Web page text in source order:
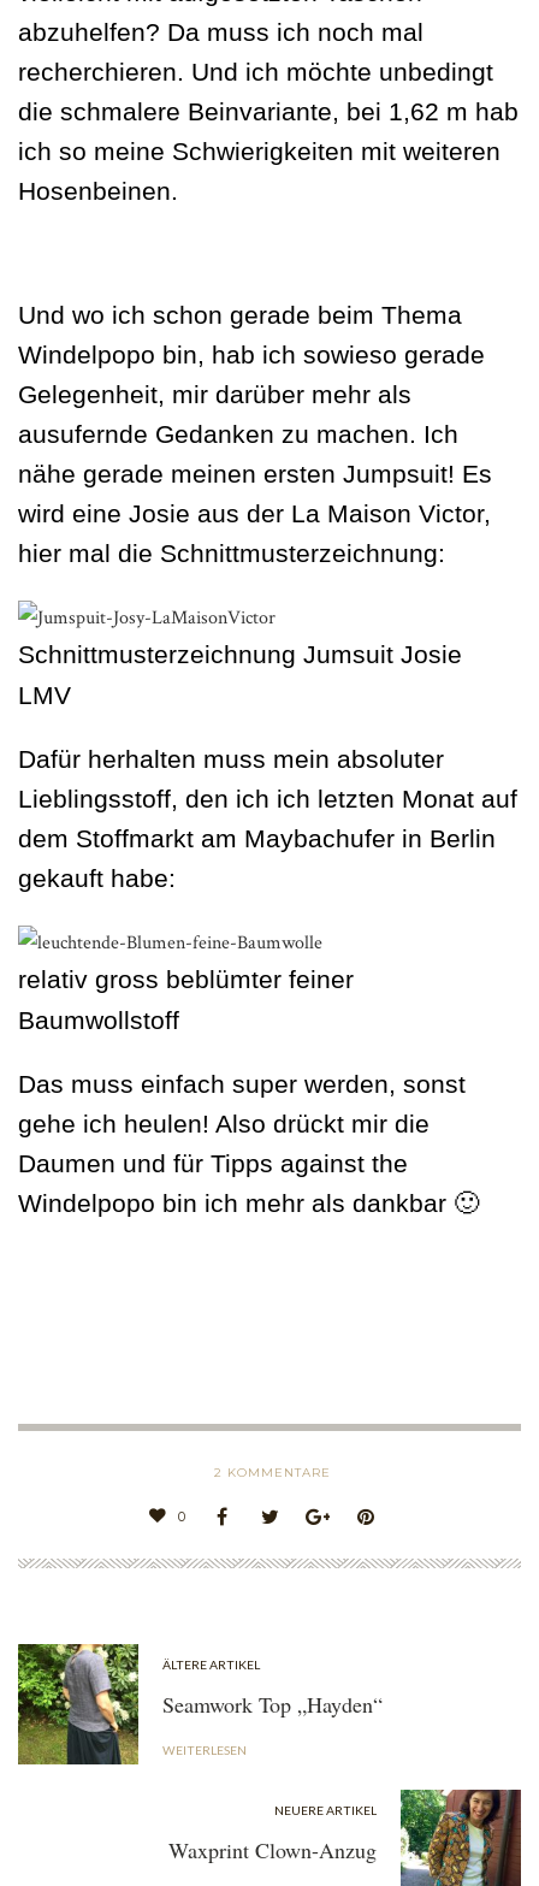
abzuhelfen? Da muss ich noch mal
recherchieren. Und ich möchte unbedingt
die schmalere Beinvariante, bei 1,62 m hab
ich so meine Schwierigkeiten mit weiteren
Hosenbeinen.
Und wo ich schon gerade beim Thema
Windelpopo bin, hab ich sowieso gerade
Gelegenheit, mir darüber mehr als
ausufernde Gedanken zu machen. Ich
nähe gerade meinen ersten Jumpsuit! Es
wird eine Josie aus der La Maison Victor,
hier mal die Schnittmusterzeichnung:
Schnittmusterzeichnung Jumsuit Josie
LMV
Dafür herhalten muss mein absoluter
Lieblingsstoff, den ich ich letzten Monat auf
dem Stoffmarkt am Maybachufer in Berlin
gekauft habe:
relativ gross beblümter feiner
Baumwollstoff
Das muss einfach super werden, sonst
gehe ich heulen! Also drückt mir die
Daumen und für Tipps against the
Windelpopo bin ich mehr als dankbar 🙂
2 KOMMENTARE
0
ÄLTERE ARTIKEL
Seamwork Top „Hayden“
WEITERLESEN
NEUERE ARTIKEL
Waxprint Clown-Anzug